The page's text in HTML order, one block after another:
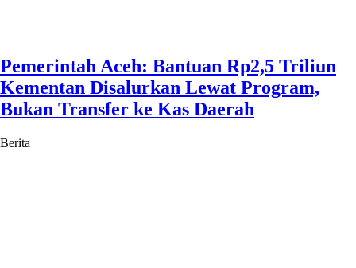
Pemerintah Aceh: Bantuan Rp2,5 Triliun
Kementan Disalurkan Lewat Program,
Bukan Transfer ke Kas Daerah
Berita